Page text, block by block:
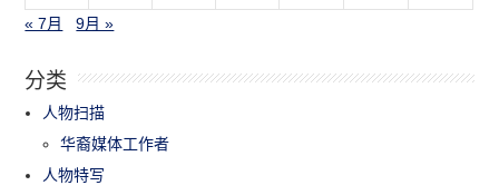
« 7月
9月 »
分类
人物扫描
华裔媒体工作者
人物特写